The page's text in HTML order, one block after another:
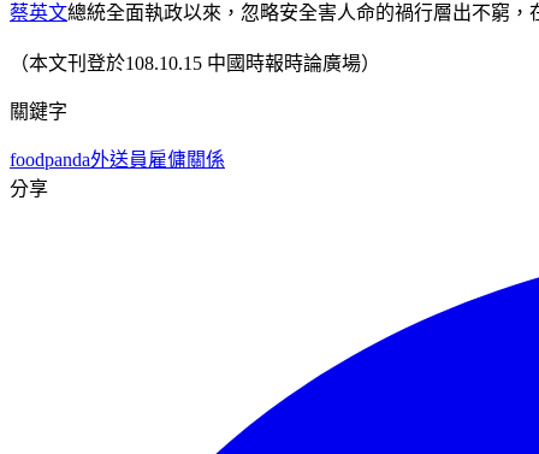
蔡英文總統全面執政以來，忽略安全害人命的禍行層出不窮
（本文刊登於108.10.15 中國時報時論廣場）
關鍵字
foodpanda外送員雇傭關係
分享